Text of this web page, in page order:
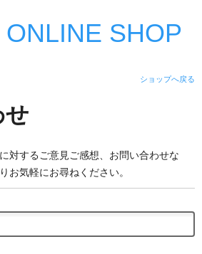
SHOP
ショップへ戻る
せ
対するご意見ご感想、お問い合わせな
お気軽にお尋ねください。